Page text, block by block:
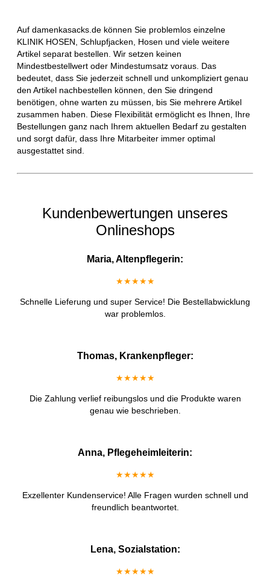
Auf damenkasacks.de können Sie problemlos einzelne
KLINIK HOSEN, Schlupfjacken, Hosen und viele weitere
Artikel separat bestellen. Wir setzen keinen
Mindestbestellwert oder Mindestumsatz voraus. Das
bedeutet, dass Sie jederzeit schnell und unkompliziert genau
den Artikel nachbestellen können, den Sie dringend
benötigen, ohne warten zu müssen, bis Sie mehrere Artikel
zusammen haben. Diese Flexibilität ermöglicht es Ihnen, Ihre
Bestellungen ganz nach Ihrem aktuellen Bedarf zu gestalten
und sorgt dafür, dass Ihre Mitarbeiter immer optimal
ausgestattet sind.
Kundenbewertungen unseres
Onlineshops
Maria, Altenpflegerin:
★★★★★
Schnelle Lieferung und super Service! Die Bestellabwicklung
war problemlos.
Thomas, Krankenpfleger:
★★★★★
Die Zahlung verlief reibungslos und die Produkte waren
genau wie beschrieben.
Anna, Pflegeheimleiterin:
★★★★★
Exzellenter Kundenservice! Alle Fragen wurden schnell und
freundlich beantwortet.
Lena, Sozialstation:
★★★★★